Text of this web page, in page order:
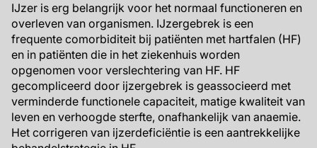
IJzer is erg belangrijk voor het normaal functioneren en
overleven van organismen. IJzergebrek is een
frequente comorbiditeit bij patiënten met hartfalen (HF)
en in patiënten die in het ziekenhuis worden
opgenomen voor verslechtering van HF. HF
gecompliceerd door ijzergebrek is geassocieerd met
verminderde functionele capaciteit, matige kwaliteit van
leven en verhoogde sterfte, onafhankelijk van anaemie.
Het corrigeren van ijzerdeficiëntie is een aantrekkelijke